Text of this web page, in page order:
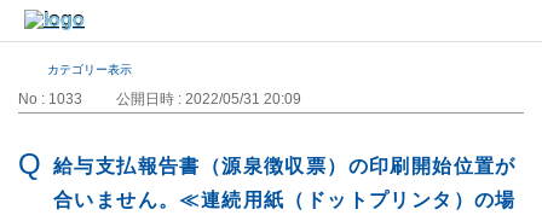
カテゴリー表示
No : 1033 公開日時 : 2022/05/31 20:09
給与支払報告書（源泉徴収票）の印刷開始位置が
合いません。≪連続用紙（ドットプリンタ）の場